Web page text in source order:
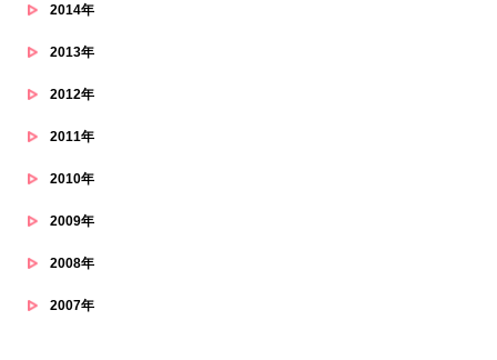
2014年
2013年
2012年
2011年
2010年
2009年
2008年
2007年